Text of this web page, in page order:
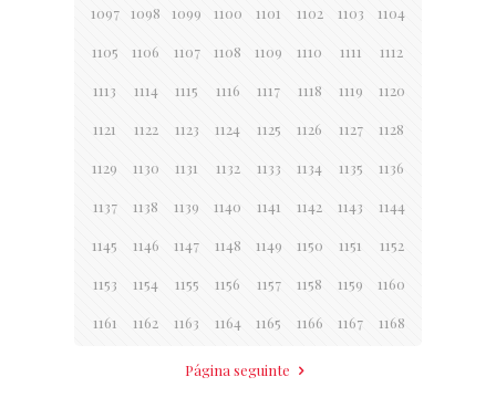
1097 1098 1099 1100 1101 1102 1103 1104
1105 1106 1107 1108 1109 1110 1111 1112
1113 1114 1115 1116 1117 1118 1119 1120
1121 1122 1123 1124 1125 1126 1127 1128
1129 1130 1131 1132 1133 1134 1135 1136
1137 1138 1139 1140 1141 1142 1143 1144
1145 1146 1147 1148 1149 1150 1151 1152
1153 1154 1155 1156 1157 1158 1159 1160
1161 1162 1163 1164 1165 1166 1167 1168
Página seguinte